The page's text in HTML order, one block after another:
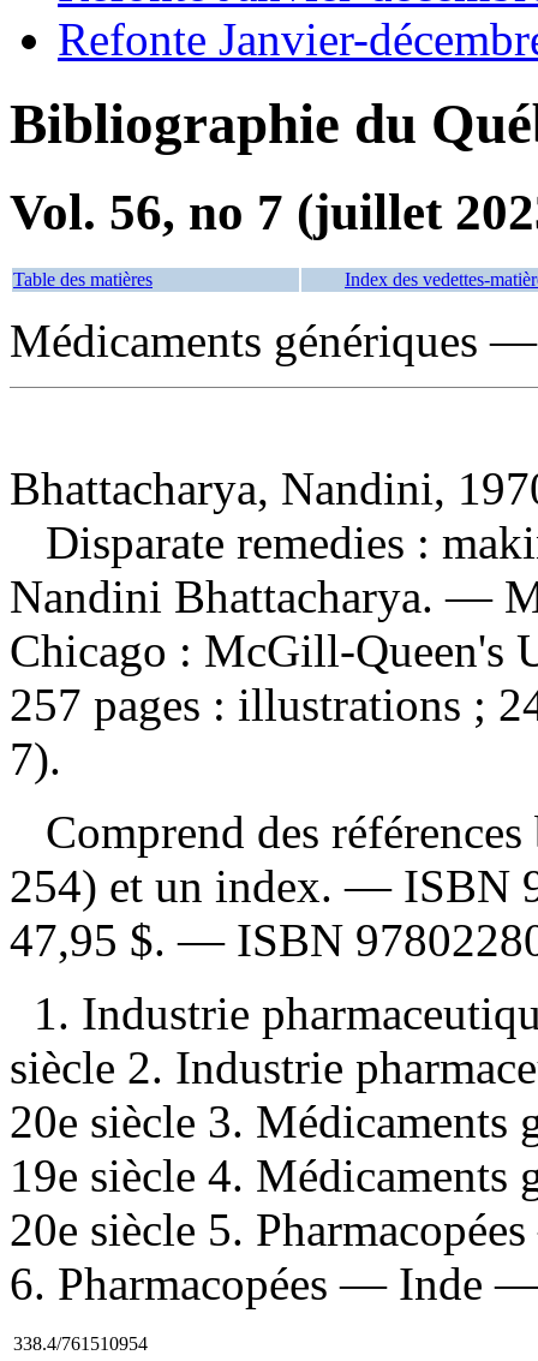
Refonte Janvier-
Bibliographie du
Vol. 56, no 7 (juillet
Table des matières Index des vedettes-
Médicaments génériques
Bhattacharya, Nandini,
Disparate remedies :
Nandini Bhattacharya. —
Chicago : McGill-
257 pages : illustrations ;
7).
Comprend des
254) et un index. — ISBN
47,95 $. — ISBN
1. Industrie
siècle 2. Industrie
20e siècle 3.
19e siècle 4.
20e siècle 5.
6. Pharmacopées — Inde
338.4/761510954